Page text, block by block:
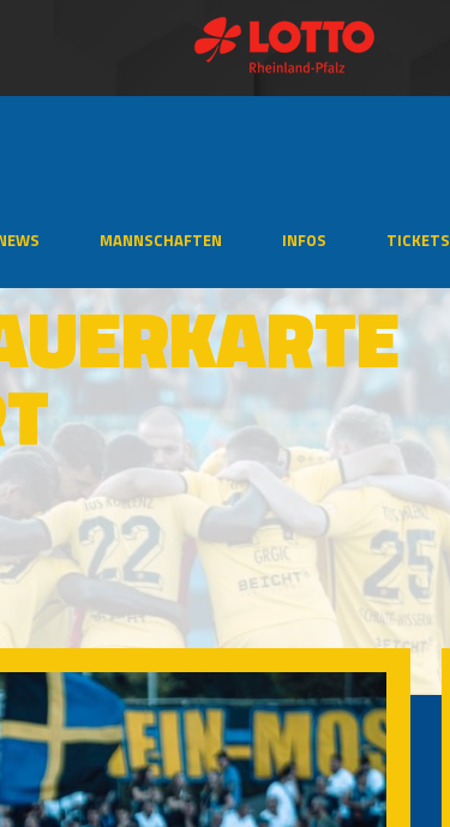
MANNSCHAFTEN INFOS TICKETS